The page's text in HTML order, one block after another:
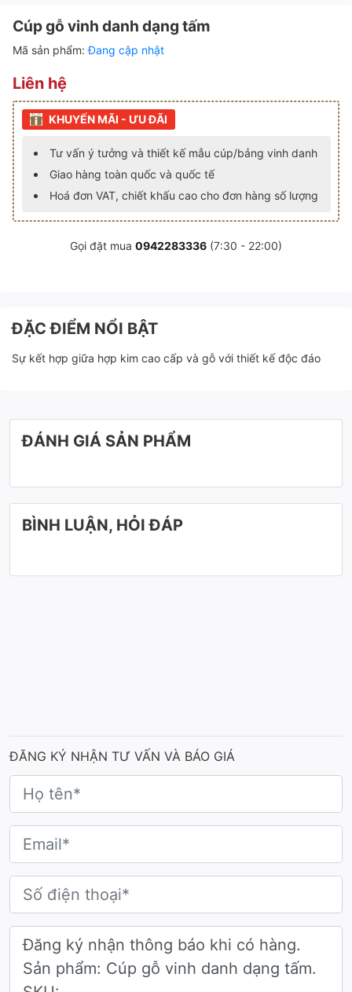
Cúp gỗ vinh danh dạng tấm
Mã sản phẩm:Đang cập nhật
Liên hệ
KHUYẾN MÃI - ƯU ĐÃI
Tư vấn ý tưởng và thiết kế mẫu cúp/bảng vinh danh
Giao hàng toàn quốc và quốc tế
Hoá đơn VAT, chiết khấu cao cho đơn hàng số lượng
Gọi đặt mua 0942283336 (7:30 - 22:00)
ĐẶC ĐIỂM NỔI BẬT
Sự kết hợp giữa hợp kim cao cấp và gỗ với thiết kế độc đáo
ĐÁNH GIÁ SẢN PHẨM
BÌNH LUẬN, HỎI ĐÁP
ĐĂNG KÝ NHẬN TƯ VẤN VÀ BÁO GIÁ